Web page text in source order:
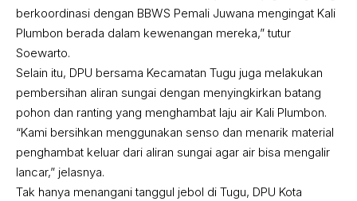
berkoordinasi dengan BBWS Pemali Juwana mengingat Kali
Plumbon berada dalam kewenangan mereka,” tutur
Soewarto.
Selain itu, DPU bersama Kecamatan Tugu juga melakukan
pembersihan aliran sungai dengan menyingkirkan batang
pohon dan ranting yang menghambat laju air Kali Plumbon.
“Kami bersihkan menggunakan senso dan menarik material
penghambat keluar dari aliran sungai agar air bisa mengalir
lancar,” jelasnya.
Tak hanya menangani tanggul jebol di Tugu, DPU Kota